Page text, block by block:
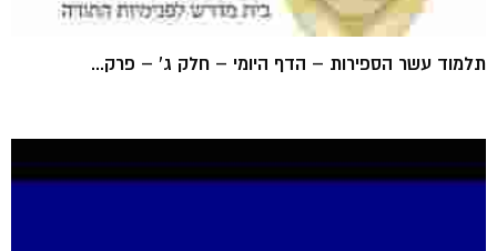
תלמוד עשר הספירות – הדף היומי – חלק ג' – פרק...